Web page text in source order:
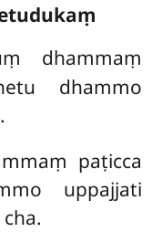
dhammaṃ
dhammo
paṭicca
uppajjati